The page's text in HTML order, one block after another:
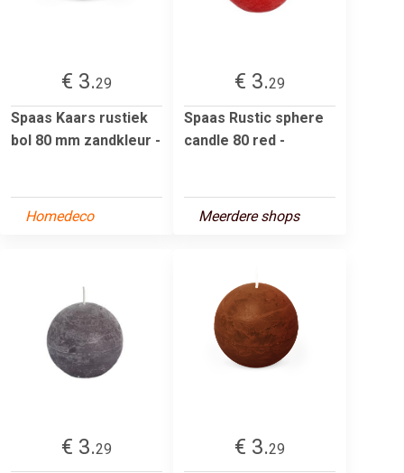
€ 3.29
Spaas Kaars rustiek
bol 80 mm zandkleur -
Homedeco
€ 3.29
Spaas Rustic sphere
candle 80 red -
Meerdere shops
€ 3.29
€ 3.29